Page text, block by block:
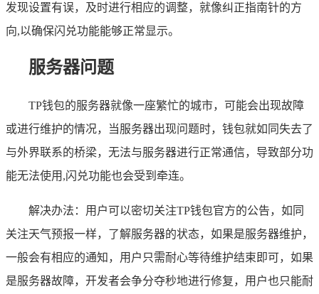
发现设置有误，及时进行相应的调整，就像纠正指南针的方
向,以确保闪兑功能能够正常显示。
服务器问题
TP钱包的服务器就像一座繁忙的城市，可能会出现故障
或进行维护的情况，当服务器出现问题时，钱包就如同失去了
与外界联系的桥梁，无法与服务器进行正常通信，导致部分功
能无法使用,闪兑功能也会受到牵连。
解决办法：用户可以密切关注TP钱包官方的公告，如同
关注天气预报一样，了解服务器的状态，如果是服务器维护，
一般会有相应的通知，用户只需耐心等待维护结束即可，如果
是服务器故障，开发者会争分夺秒地进行修复，用户也只能耐